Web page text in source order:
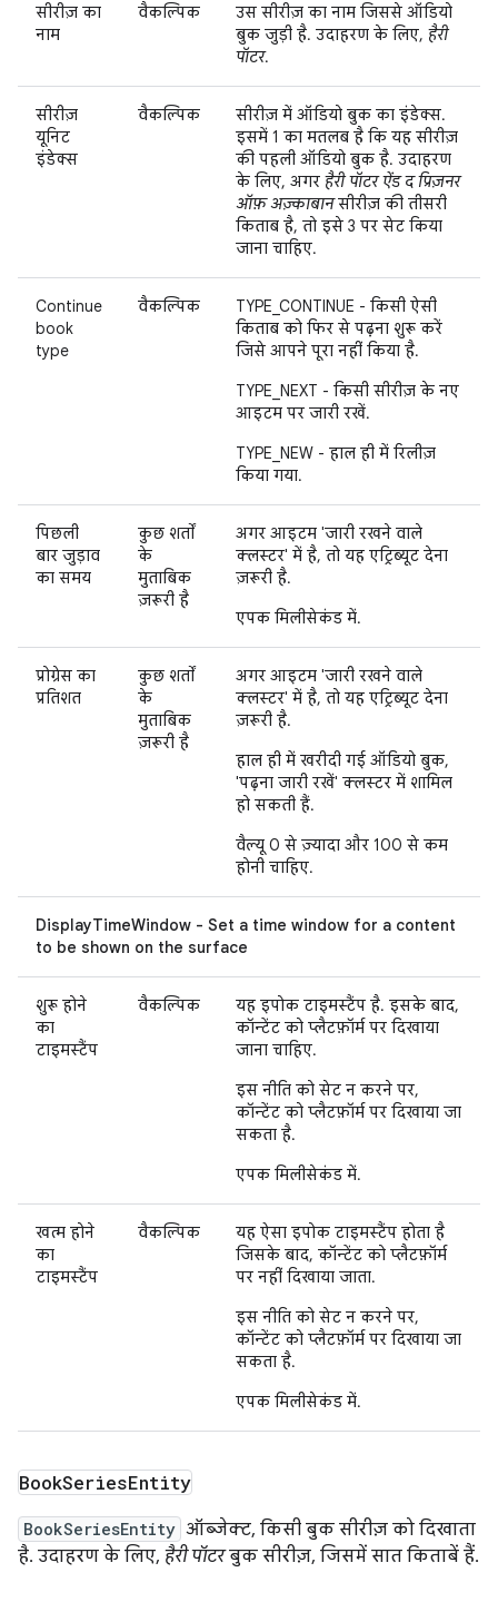
सीरीज़ का
नाम
वैकल्पिक
उस सीरीज़ का नाम जिससे ऑडियो
बुक जुड़ी है. उदाहरण के लिए, हैरी
पॉटर.
सीरीज़
यूनिट
इंडेक्स
वैकल्पिक
सीरीज़ में ऑडियो बुक का इंडेक्स.
इसमें 1 का मतलब है कि यह सीरीज़
की पहली ऑडियो बुक है. उदाहरण
के लिए, अगर हैरी पॉटर ऐंड द प्रिज़नर
ऑफ़ अज़्काबानसीरीज़ की तीसरी
किताब है, तो इसे 3 पर सेट किया
जाना चाहिए.
Continue
book
type
वैकल्पिक
TYPE_CONTINUE - किसी ऐसी
किताब को फिर से पढ़ना शुरू करें
जिसे आपने पूरा नहीं किया है.
TYPE_NEXT - किसी सीरीज़ के नए
आइटम पर जारी रखें.
TYPE_NEW - हाल ही में रिलीज़
किया गया.
पिछली
बार जुड़ाव
का समय
कुछ शर्तों
के
मुताबिक
ज़रूरी है
अगर आइटम 'जारी रखने वाले
क्लस्टर' में है, तो यह एट्रिब्यूट देना
ज़रूरी है.
एपक मिलीसेकंड में.
प्रोग्रेस का
प्रतिशत
कुछ शर्तों
के
मुताबिक
ज़रूरी है
अगर आइटम 'जारी रखने वाले
क्लस्टर' में है, तो यह एट्रिब्यूट देना
ज़रूरी है.
हाल ही में खरीदी गई ऑडियो बुक,
'पढ़ना जारी रखें' क्लस्टर में शामिल
हो सकती हैं.
वैल्यू 0 से ज़्यादा और 100 से कम
होनी चाहिए.
DisplayTimeWindow - Set a time window for a content
to be shown on the surface
शुरू होने
का
टाइमस्टैंप
वैकल्पिक
यह इपोक टाइमस्टैंप है. इसके बाद,
कॉन्टेंट को प्लैटफ़ॉर्म पर दिखाया
जाना चाहिए.
इस नीति को सेट न करने पर,
कॉन्टेंट को प्लैटफ़ॉर्म पर दिखाया जा
सकता है.
एपक मिलीसेकंड में.
खत्म होने
का
टाइमस्टैंप
वैकल्पिक
यह ऐसा इपोक टाइमस्टैंप होता है
जिसके बाद, कॉन्टेंट को प्लैटफ़ॉर्म
पर नहीं दिखाया जाता.
इस नीति को सेट न करने पर,
कॉन्टेंट को प्लैटफ़ॉर्म पर दिखाया जा
सकता है.
एपक मिलीसेकंड में.
BookSeriesEntity
BookSeriesEntity ऑब्जेक्ट, किसी बुक सीरीज़ को दिखाता
है. उदाहरण के लिए, हैरी पॉटरबुक सीरीज़, जिसमें सात किताबें हैं.